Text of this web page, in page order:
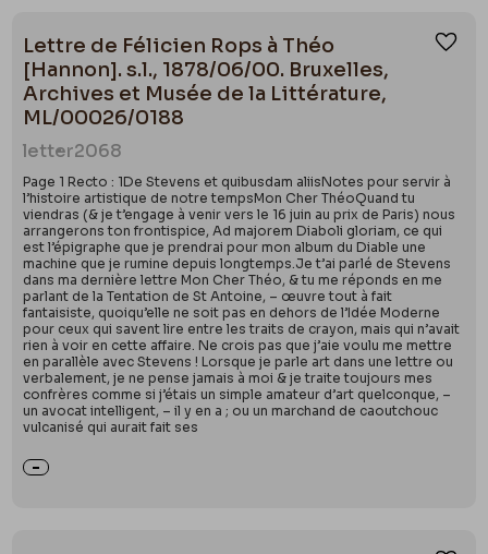
Lettre de Félicien Rops à Théo
[Hannon]. s.l., 1878/06/00. Bruxelles,
Archives et Musée de la Littérature,
ML/00026/0188
letter2068
Page 1 Recto : 1De Stevens et quibusdam aliisNotes pour servir à
l’histoire artistique de notre tempsMon Cher ThéoQuand tu
viendras (& je t’engage à venir vers le 16 juin au prix de Paris) nous
arrangerons ton frontispice, Ad majorem Diaboli gloriam, ce qui
est l’épigraphe que je prendrai pour mon album du Diable une
machine que je rumine depuis longtemps.Je t’ai parlé de Stevens
dans ma dernière lettre Mon Cher Théo, & tu me réponds en me
parlant de la Tentation de St Antoine, – œuvre tout à fait
fantaisiste, quoiqu’elle ne soit pas en dehors de l’Idée Moderne
pour ceux qui savent lire entre les traits de crayon, mais qui n’avait
rien à voir en cette affaire. Ne crois pas que j’aie voulu me mettre
en parallèle avec Stevens ! Lorsque je parle art dans une lettre ou
verbalement, je ne pense jamais à moi & je traite toujours mes
confrères comme si j’étais un simple amateur d’art quelconque, –
un avocat intelligent, – il y en a ; ou un marchand de caoutchouc
vulcanisé qui aurait fait ses